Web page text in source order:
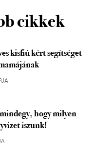
cikkek
kisfiú kért segítséget
hogy milyen
iszunk!